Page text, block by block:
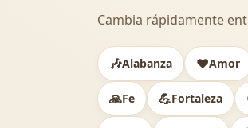
Cambia rápidamente
🎶Alabanza ❤️Amor
🙏Fe 💪Fortaleza